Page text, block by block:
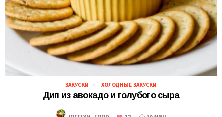
28.02.2021
ЗАКУСКИ ХОЛОДНЫЕ ЗАКУСКИ
Дип из авокадо и голубого сыра